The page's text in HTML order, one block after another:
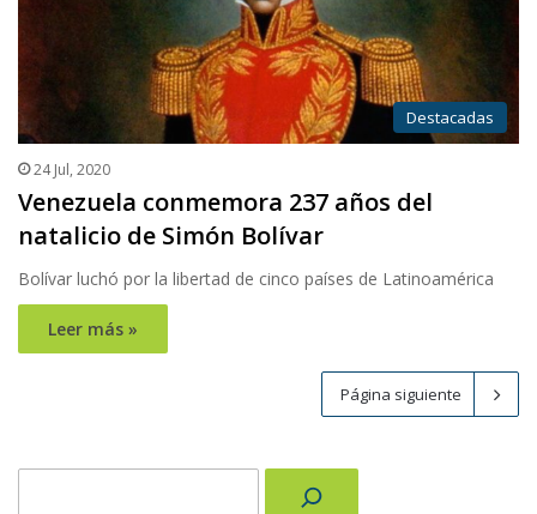
Destacadas
24 Jul, 2020
Venezuela conmemora 237 años del
natalicio de Simón Bolívar
Bolívar luchó por la libertad de cinco países de Latinoamérica
Leer más »
Página siguiente